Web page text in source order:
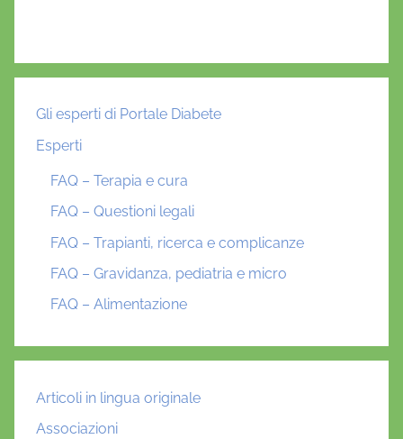
Gli esperti di Portale Diabete
Esperti
FAQ – Terapia e cura
FAQ – Questioni legali
FAQ – Trapianti, ricerca e complicanze
FAQ – Gravidanza, pediatria e micro
FAQ – Alimentazione
Articoli in lingua originale
Associazioni